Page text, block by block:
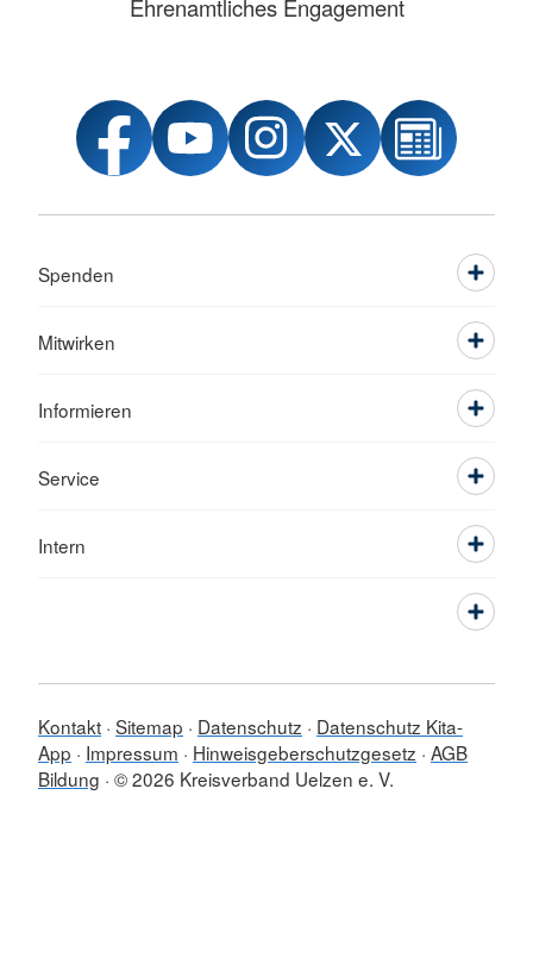
Ehrenamtliches Engagement
Spenden
Mitwirken
Informieren
Service
Intern
Kontakt Sitemap Datenschutz
Datenschutz Kita-
App
Impressum Hinweisgeberschutzgesetz AGB
Bildung © 2026 Kreisverband Uelzen e. V.